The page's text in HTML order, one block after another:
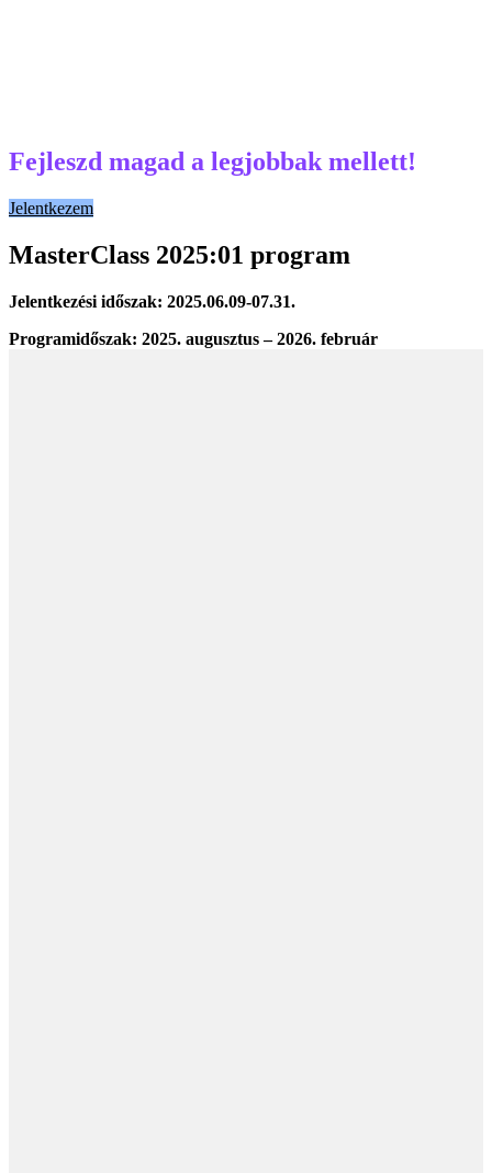
Fejleszd magad a legjobbak mellett!
Jelentkezem
MasterClass 2025:01 program
Jelentkezési időszak: 2025.06.09-07.31.
Programidőszak: 2025. augusztus – 2026. február